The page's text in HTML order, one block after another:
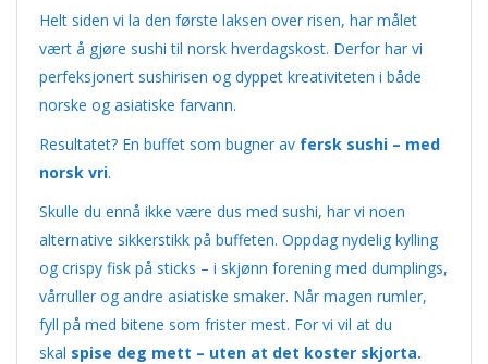
Helt siden vi la den første laksen over risen, har målet
vært å gjøre sushi til norsk hverdagskost. Derfor har vi
perfeksjonert sushirisen og dyppet kreativiteten i både
norske og asiatiske farvann.
Resultatet? En buffet som bugner av fersk sushi – med
norsk vri.
Skulle du ennå ikke være dus med sushi, har vi noen
alternative sikkerstikk på buffeten. Oppdag nydelig kylling
og crispy fisk på sticks – i skjønn forening med dumplings,
vårruller og andre asiatiske smaker. Når magen rumler,
fyll på med bitene som frister mest. For vi vil at du
skal spise deg mett – uten at det koster skjorta.